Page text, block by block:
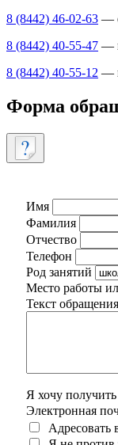
8 (8442) 46-02-63 —
8 (8442) 40-55-47 —
8 (8442) 40-55-12 —
Форма
Имя
Фамилия
Отчество
Телефон
Род занятий
Место работы
Текст обращения
Я хочу
Электронная
Адресовать